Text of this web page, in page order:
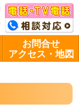
お問合せ
アクセス・地図